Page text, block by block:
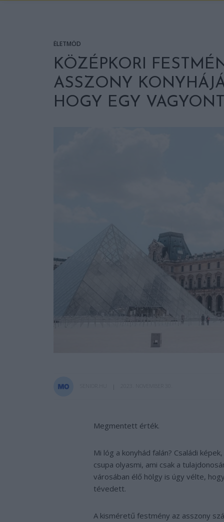
ÉLETMÓD
KÖZÉPKORI
ASSZONY
HOGY EGY
Megmentett érték.
Mi lóg a konyhád falán? Családi
csupa olyasmi, ami csak a
városában élő hölgy is úgy vélte,
tévedett.
A kisméretű festmény az asszony